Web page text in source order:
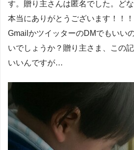
す。贈り主さんは匿名でした。ど
本当にありがとうございます！！
GmailかツイッターのDMでもいい
いでしょうか？贈り主さま、この
いいんですが…